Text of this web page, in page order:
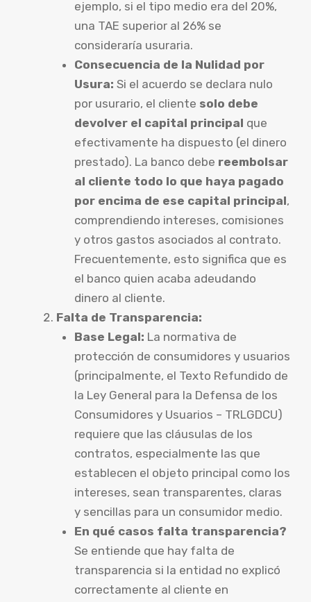
ejemplo, si el tipo medio era del 20%,
una TAE superior al 26% se
consideraría usuraria.
Consecuencia de la Nulidad por
Usura: Si el acuerdo se declara nulo
por usurario, el cliente solo debe
devolver el capital principal que
efectivamente ha dispuesto (el dinero
prestado). La banco debe reembolsar
al cliente todo lo que haya pagado
por encima de ese capital principal,
comprendiendo intereses, comisiones
y otros gastos asociados al contrato.
Frecuentemente, esto significa que es
el banco quien acaba adeudando
dinero al cliente.
Falta de Transparencia:
Base Legal: La normativa de
protección de consumidores y usuarios
(principalmente, el Texto Refundido de
la Ley General para la Defensa de los
Consumidores y Usuarios – TRLGDCU)
requiere que las cláusulas de los
contratos, especialmente las que
establecen el objeto principal como los
intereses, sean transparentes, claras
y sencillas para un consumidor medio.
En qué casos falta transparencia?
Se entiende que hay falta de
transparencia si la entidad no explicó
correctamente al cliente en